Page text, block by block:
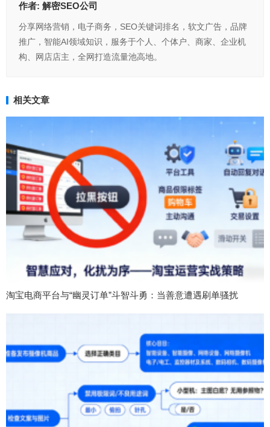
作者: 解密SEO公司
分享网络营销，电子商务，SEO关键词排名，软文广告，品牌
推广，智能AI领域知识，服务于个人、个体户、商家、企业机
构、网店店主，全网打造流量池高地。
相关文章
淘宝电商平台与“幽灵订单”斗智斗勇：当善意遭遇刷单骚扰